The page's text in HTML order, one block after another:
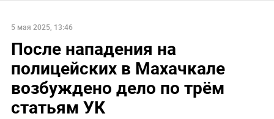
5 мая 2025, 13:46
После нападения на
полицейских в Махачкале
возбуждено дело по трём
статьям УК